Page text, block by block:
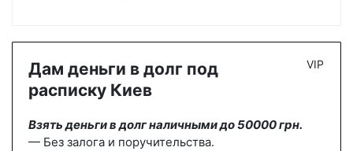
Дам деньги в долг под
расписку Киев
Взять деньги в долг наличными до 50000 грн.
— Без залога и поручительства.
VIP